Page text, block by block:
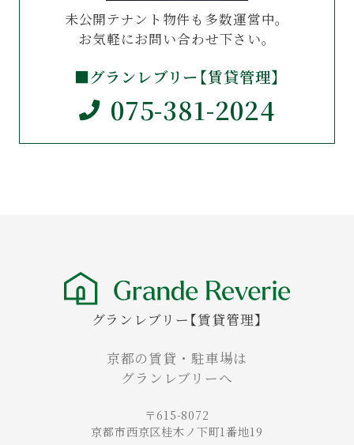
未公開テナント物件も多数運営中。
お気軽にお問い合わせ下さい。
■グランレブリー【賃貸管理】
075-381-2024
グランレブリー【賃貸管理】
京都の賃貸・駐車場は
グランレブリーへ
〒615-8072
京都市西京区桂木ノ下町1番地19